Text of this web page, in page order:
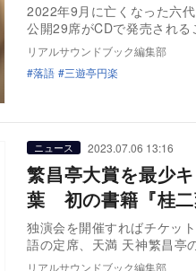
2022年9月に亡くなった六
公開29席がCDで発売され
リアルサウンドブック編集部
落語
三遊亭円楽
ニュース 2023.07.06 13:16
繁昌亭大賞を最少
葉 初の書籍『桂二
独演会を開催すればチケッ
語の定席、天満 天神繁昌亭
リアルサウンドブック編集部